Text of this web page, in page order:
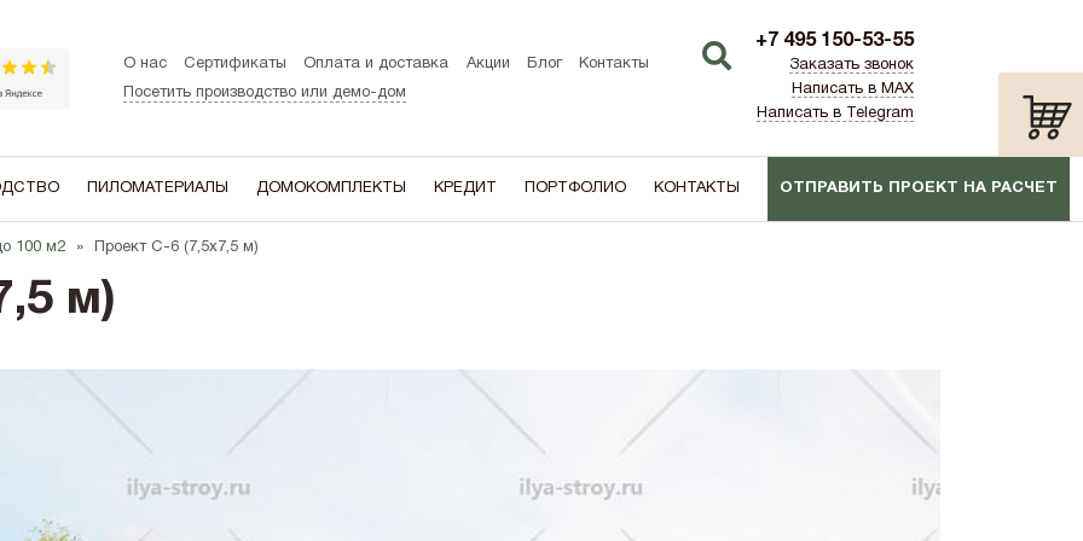
О нас Сертификаты Оплата и доставка Акции Блог
Контакты
Посетить производство или демо-дом
+7 495 150-53-55
Заказать звонок
Написать в MAX
Написать в Telegram
ЭТАЖНОСТЬ
Одноэтажные
В ДОМЕ ЕСТЬ
Котельная
Второй свет
Хай-тек
ПИЛОМАТЕРИАЛЫ ДОМОКОМПЛЕКТЫ КРЕДИТ ПОРТФОЛИО КОНТАКТЫ ОТПРАВИТЬ ПРОЕКТ НА РАСЧЕТ
100 м2 Проект С-6 (7,5х7,5 м)
м)